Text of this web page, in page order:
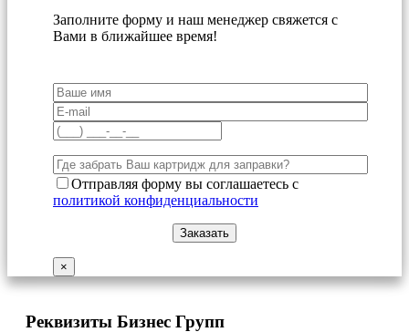
Заполните форму и наш менеджер свяжется с
Вами в ближайшее время!
Отправляя форму вы соглашаетесь с
политикой конфиденциальности
×
Реквизиты Бизнес Групп